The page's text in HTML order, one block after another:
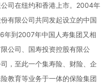
司在纽约和香港上市。2004年
有限公司共同发起设立的中国
年到2007年中国人寿集团又相
公司、国寿投资控股有限公
，至此一个集寿险、财险、企
教育等业务于一体的保险集团